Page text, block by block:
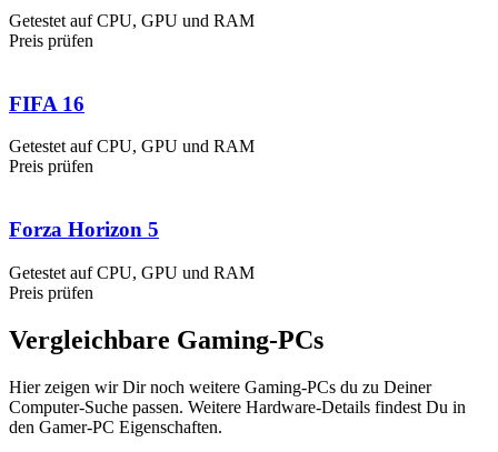
Getestet auf CPU, GPU und RAM
Preis prüfen
FIFA 16
Getestet auf CPU, GPU und RAM
Preis prüfen
Forza Horizon 5
Getestet auf CPU, GPU und RAM
Preis prüfen
Vergleichbare Gaming-PCs
Hier zeigen wir Dir noch weitere Gaming-PCs du zu Deiner
Computer-Suche passen. Weitere Hardware-Details findest Du in
den Gamer-PC Eigenschaften.